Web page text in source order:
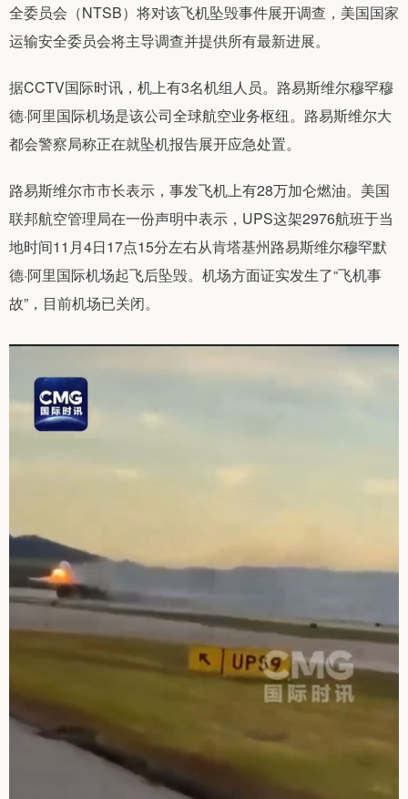
全委员会（NTSB）将对该飞机坠毁事件展开调查，美国国家
运输安全委员会将主导调查并提供所有最新进展。
据CCTV国际时讯，机上有3名机组人员。路易斯维尔穆罕穆
德·阿里国际机场是该公司全球航空业务枢纽。路易斯维尔大
都会警察局称正在就坠机报告展开应急处置。
路易斯维尔市市长表示，事发飞机上有28万加仑燃油。美国
联邦航空管理局在一份声明中表示，UPS这架2976航班于当
地时间11月4日17点15分左右从肯塔基州路易斯维尔穆罕默
德·阿里国际机场起飞后坠毁。机场方面证实发生了“飞机事
故”，目前机场已关闭。